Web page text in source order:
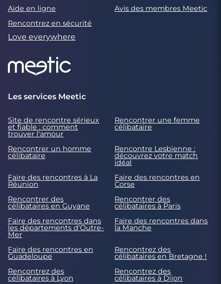
Aide en ligne
Avis des membres Meetic
Rencontrez en sécurité
Love everywhere
Les services Meetic
Site de rencontre sérieux
et fiable : comment
trouver l'amour
Rencontrer une femme
célibataire
Rencontrer un homme
célibataire
Rencontre Lesbienne :
découvrez votre match
idéal
Faire des rencontres à La
Réunion
Faire des rencontres en
Corse
Rencontrer des
célibataires en Guyane
Rencontrer des
célibataires à Paris
Faire des rencontres dans
les départements d'Outre-
Mer
Faire des rencontres dans
la Manche
Faire des rencontres en
Guadeloupe
Rencontrez des
célibataires en Bretagne !
Rencontrez des
célibataires à Lyon
Rencontrez des
célibataires à Dijon